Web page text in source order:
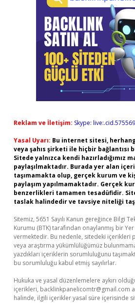
Reklam ve İletişim: Skype:
Yasal Uyarı: Bu internet sitesi,
veya şahıs şirketi ile hiçbir bağlantısı
Sitede yalnızca kendi hazırladığımız
paylaşılmaktadır. Burada yer alan
taşımamakta olup, gerçek kurum ve
paylaşım yapılmamaktadır. Gerçek
benzerlikleri tamamen tesadüfidir.
taslak halindedir ve tavsiye niteliği
Sitemiz, 5651 Sayılı Kanun gereğince Bilgi
Kurumu (BTK) tarafından onaylanmış bir
vermektedir. Bu nedenle, sitedeki içerikleri
veya araştırma yükümlülüğümüz
yazdıkları içeriklerin sorumluluğunu
bu sorumluluğu kabul etmiş sayılırlar.
Hukuka ve yasal düzenlemelere aykırı
içerikleri, backlinkpanelicomtr@gmail.com
halinde, ilgili içerikler yasal süre içerisinde